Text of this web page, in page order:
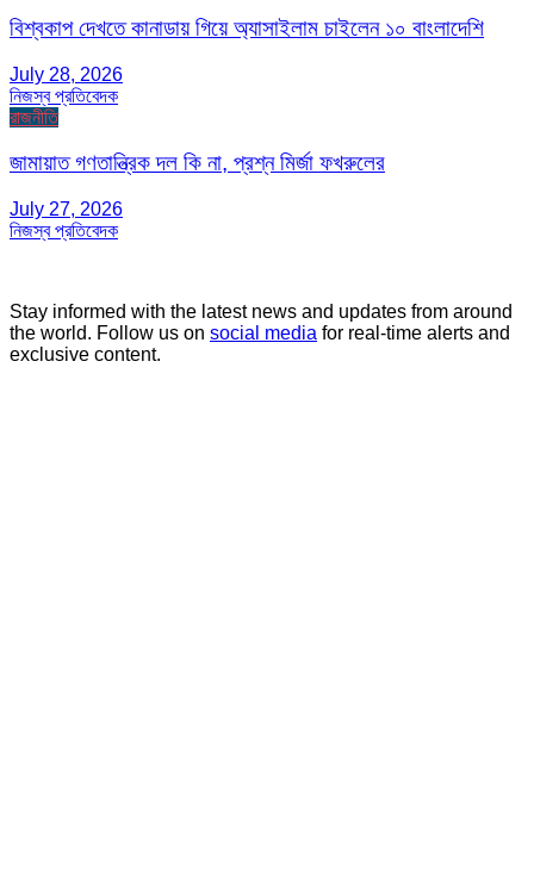
বিশ্বকাপ দেখতে কানাডায় গিয়ে অ্যাসাইলাম চাইলেন ১০ বাংলাদেশি
July 28, 2026
নিজস্ব প্রতিবেদক
রাজনীতি
জামায়াত গণতান্ত্রিক দল কি না, প্রশ্ন মির্জা ফখরুলের
July 27, 2026
নিজস্ব প্রতিবেদক
Stay informed with the latest news and updates from around
the world. Follow us on social media for real-time alerts and
exclusive content.